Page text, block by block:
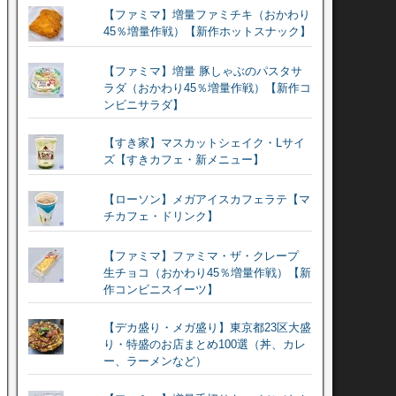
【ファミマ】増量ファミチキ（おかわり
45％増量作戦）【新作ホットスナック】
【ファミマ】増量 豚しゃぶのパスタサ
ラダ（おかわり45％増量作戦）【新作コ
ンビニサラダ】
【すき家】マスカットシェイク・Lサイ
ズ【すきカフェ・新メニュー】
【ローソン】メガアイスカフェラテ【マ
チカフェ・ドリンク】
【ファミマ】ファミマ・ザ・クレープ
生チョコ（おかわり45％増量作戦）【新
作コンビニスイーツ】
【デカ盛り・メガ盛り】東京都23区大盛
り・特盛のお店まとめ100選（丼、カレ
ー、ラーメンなど）